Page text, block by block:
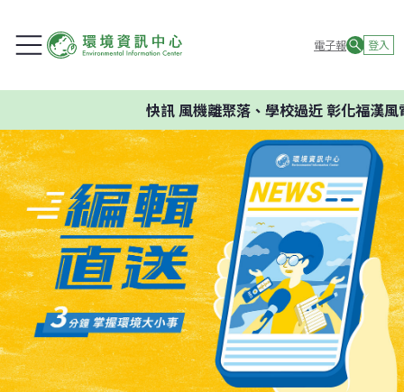
電子報 登入
快訊風機離聚落、學校過近 彰化福漢風